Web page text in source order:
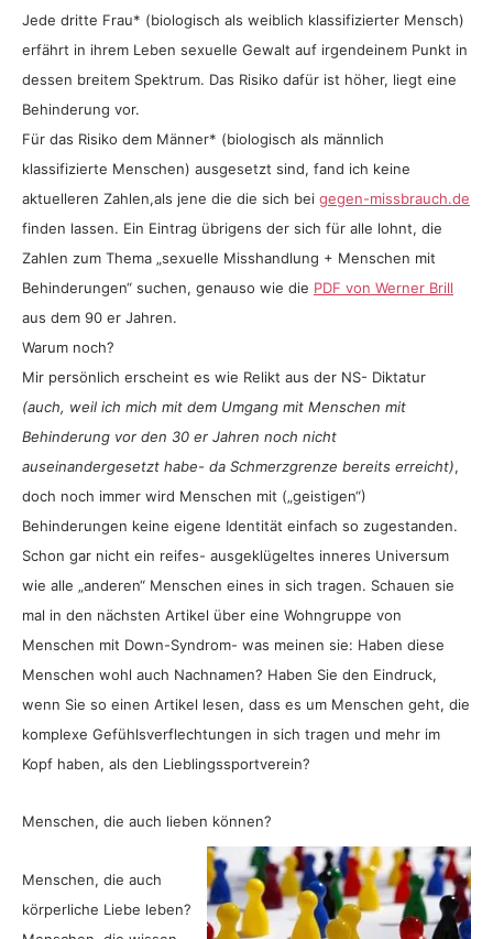
Jede dritte Frau* (biologisch als weiblich klassifizierter Mensch)
erfährt in ihrem Leben sexuelle Gewalt auf irgendeinem Punkt in
dessen breitem Spektrum. Das Risiko dafür ist höher, liegt eine
Behinderung vor.
Für das Risiko dem Männer* (biologisch als männlich
klassifizierte Menschen) ausgesetzt sind, fand ich keine
aktuelleren Zahlen,als jene die die sich bei gegen-missbrauch.de
finden lassen. Ein Eintrag übrigens der sich für alle lohnt, die
Zahlen zum Thema „sexuelle Misshandlung + Menschen mit
Behinderungen“ suchen, genauso wie die PDF von Werner Brill
aus dem 90 er Jahren.
Warum noch?
Mir persönlich erscheint es wie Relikt aus der NS- Diktatur
(auch, weil ich mich mit dem Umgang mit Menschen mit
Behinderung vor den 30 er Jahren noch nicht
auseinandergesetzt habe- da Schmerzgrenze bereits erreicht),
doch noch immer wird Menschen mit („geistigen“)
Behinderungen keine eigene Identität einfach so zugestanden.
Schon gar nicht ein reifes- ausgeklügeltes inneres Universum
wie alle „anderen“ Menschen eines in sich tragen. Schauen sie
mal in den nächsten Artikel über eine Wohngruppe von
Menschen mit Down-Syndrom- was meinen sie: Haben diese
Menschen wohl auch Nachnamen? Haben Sie den Eindruck,
wenn Sie so einen Artikel lesen, dass es um Menschen geht, die
komplexe Gefühlsverflechtungen in sich tragen und mehr im
Kopf haben, als den Lieblingssportverein?
Menschen, die auch lieben können?
Menschen, die auch
körperliche Liebe leben?